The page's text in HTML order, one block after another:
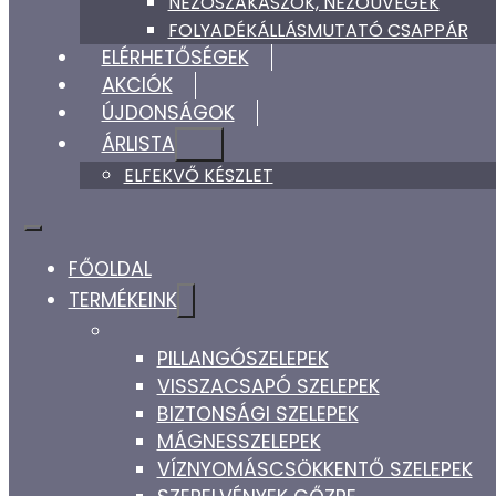
FOLYADÉKÁLLÁSMUTATÓ CSAPPÁR
ELÉRHETŐSÉGEK
AKCIÓK
ÚJDONSÁGOK
ÁRLISTA
ELFEKVŐ KÉSZLET
FŐOLDAL
TERMÉKEINK
PILLANGÓSZELEPEK
VISSZACSAPÓ SZELEPEK
BIZTONSÁGI SZELEPEK
MÁGNESSZELEPEK
VÍZNYOMÁSCSÖKKENTŐ SZELEPEK